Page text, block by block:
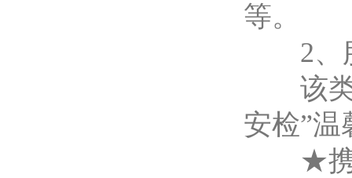
等。
2、
该类
安检”
★携